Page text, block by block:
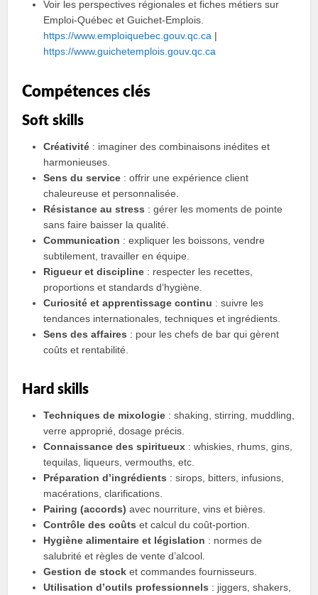
Voir les perspectives régionales et fiches métiers sur
Emploi‑Québec et Guichet‑Emplois.
https://www.emploiquebec.gouv.qc.ca |
https://www.guichetemplois.gouv.qc.ca
Compétences clés
Soft skills
Créativité : imaginer des combinaisons inédites et
harmonieuses.
Sens du service : offrir une expérience client
chaleureuse et personnalisée.
Résistance au stress : gérer les moments de pointe
sans faire baisser la qualité.
Communication : expliquer les boissons, vendre
subtilement, travailler en équipe.
Rigueur et discipline : respecter les recettes,
proportions et standards d’hygiène.
Curiosité et apprentissage continu : suivre les
tendances internationales, techniques et ingrédients.
Sens des affaires : pour les chefs de bar qui gèrent
coûts et rentabilité.
Hard skills
Techniques de mixologie : shaking, stirring, muddling,
verre approprié, dosage précis.
Connaissance des spiritueux : whiskies, rhums, gins,
tequilas, liqueurs, vermouths, etc.
Préparation d’ingrédients : sirops, bitters, infusions,
macérations, clarifications.
Pairing (accords) avec nourriture, vins et bières.
Contrôle des coûts et calcul du coût‑portion.
Hygiène alimentaire et législation : normes de
salubrité et règles de vente d’alcool.
Gestion de stock et commandes fournisseurs.
Utilisation d’outils professionnels : jiggers, shakers,